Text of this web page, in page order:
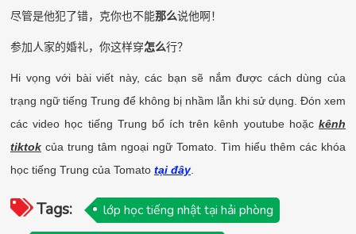
尽管是他犯了错，克你也不能那么说他啊！
参加人家的婚礼，你这样穿怎么行？
Hi vọng với bài viết này, các bạn sẽ nắm được cách dùng của
trạng ngữ tiếng Trung để không bị nhầm lẫn khi sử dụng. Đón xem
các video học tiếng Trung bổ ích trên kênh youtube hoặc kênh
tiktok của trung tâm ngoại ngữ Tomato. Tìm hiểu thêm các khóa
học tiếng Trung của Tomato tại đây.
Tags:
lớp học tiếng nhật tại hải phòng